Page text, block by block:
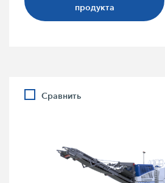
продукта
Сравнить